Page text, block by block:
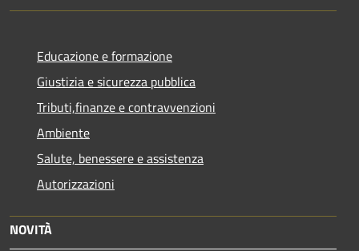
Educazione e formazione
Giustizia e sicurezza pubblica
Tributi,finanze e contravvenzioni
Ambiente
Salute, benessere e assistenza
Autorizzazioni
NOVITÀ